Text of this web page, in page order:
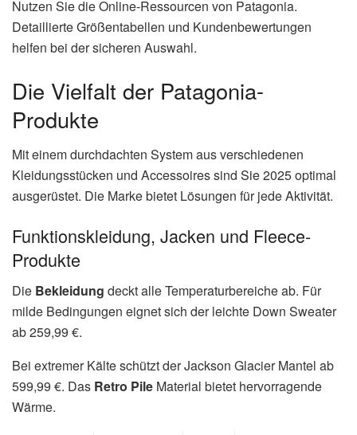
Nutzen Sie die Online-Ressourcen von Patagonia.
Detaillierte Größentabellen und Kundenbewertungen
helfen bei der sicheren Auswahl.
Die Vielfalt der Patagonia-
Produkte
Mit einem durchdachten System aus verschiedenen
Kleidungsstücken und Accessoires sind Sie 2025 optimal
ausgerüstet. Die Marke bietet Lösungen für jede Aktivität.
Funktionskleidung, Jacken und Fleece-
Produkte
Die Bekleidung deckt alle Temperaturbereiche ab. Für
milde Bedingungen eignet sich der leichte Down Sweater
ab 259,99 €.
Bei extremer Kälte schützt der Jackson Glacier Mantel ab
599,99 €. Das Retro Pile Material bietet hervorragende
Wärme.